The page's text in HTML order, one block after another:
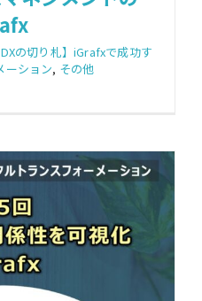
DXの切り札】iGrafxで成功す
ーション, その他